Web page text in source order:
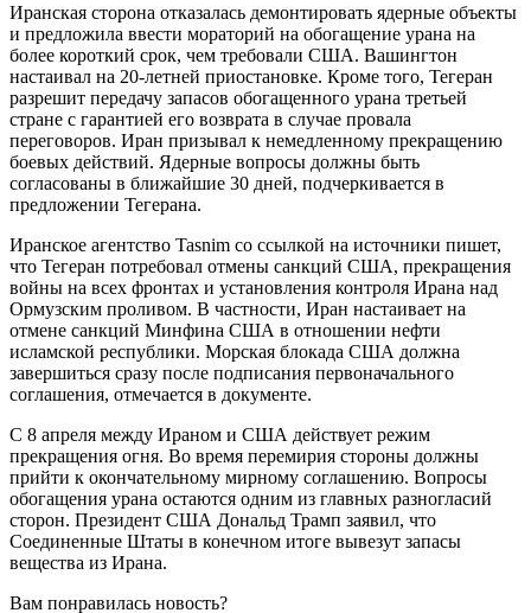
Иранская сторона отказалась демонтировать ядерные объекты
и предложила ввести мораторий на обогащение урана на
более короткий срок, чем требовали США. Вашингтон
настаивал на 20-летней приостановке. Кроме того, Тегеран
разрешит передачу запасов обогащенного урана третьей
стране с гарантией его возврата в случае провала
переговоров. Иран призывал к немедленному прекращению
боевых действий. Ядерные вопросы должны быть
согласованы в ближайшие 30 дней, подчеркивается в
предложении Тегерана.
Иранское агентство Tasnim со ссылкой на источники пишет,
что Тегеран потребовал отмены санкций США, прекращения
войны на всех фронтах и установления контроля Ирана над
Ормузским проливом. В частности, Иран настаивает на
отмене санкций Минфина США в отношении нефти
исламской республики. Морская блокада США должна
завершиться сразу после подписания первоначального
соглашения, отмечается в документе.
С 8 апреля между Ираном и США действует режим
прекращения огня. Во время перемирия стороны должны
прийти к окончательному мирному соглашению. Вопросы
обогащения урана остаются одним из главных разногласий
сторон. Президент США Дональд Трамп заявил, что
Соединенные Штаты в конечном итоге вывезут запасы
вещества из Ирана.
Вам понравилась новость?